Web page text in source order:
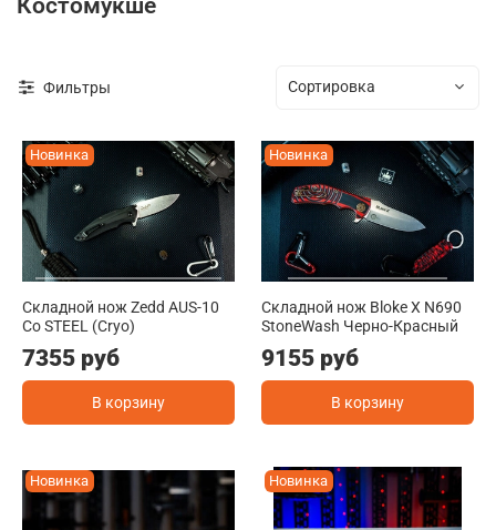
Фильтры
Новинка
Складной нож Zedd AUS-10
Co STEEL (Cryo)
7355 руб
В корзину
Новинка
Складной нож Bloke X N690
StoneWash Черно-Красный
9155 руб
В корзину
Новинка Новинка